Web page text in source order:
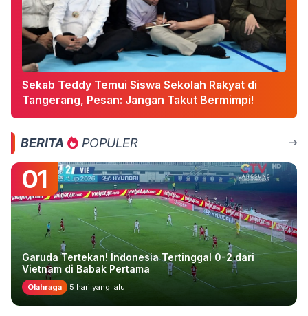
Sekab Teddy Temui Siswa Sekolah Rakyat di
Tangerang, Pesan: Jangan Takut Bermimpi!
BERITA POPULER
01
Garuda Tertekan! Indonesia Tertinggal 0-2 dari
Vietnam di Babak Pertama
Olahraga 5 hari yang lalu